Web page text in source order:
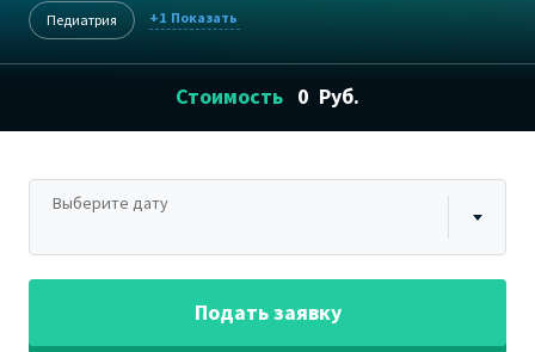
Педиатрия +1
Стоимость 0 Руб.
Выберите дату
Подать заявку